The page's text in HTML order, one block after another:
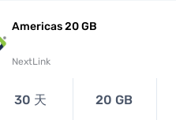
Americas 20 GB
NextLink
30 天 20 GB